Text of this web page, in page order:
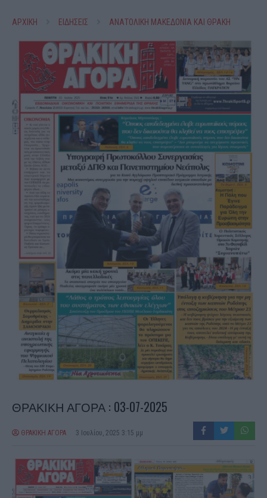
ΑΡΧΙΚΗ ΕΙΔΗΣΕΙΣ ΑΝΑΤΟΛΙΚΗ ΜΑΚΕΔΟΝΙΑ ΚΑΙ ΘΡΑΚΗ
ΘΡΑΚΙΚΗ ΑΓΟΡΑ : 03-07-2025
ΘΡΑΚΙΚΗ ΑΓΟΡΑ 3 Ιουλίου, 2025 3:15 μμ